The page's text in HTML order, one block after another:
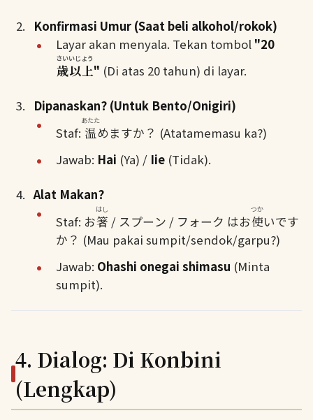
Konfirmasi Umur (Saat beli alkohol/rokok)
Layar akan menyala. Tekan tombol "20
歳以上
さいいじょう
" (Di atas 20 tahun) di layar.
Dipanaskan? (Untuk Bento/Onigiri)
Staf: 温
あたた
めますか？ (Atatamemasu ka?)
Jawab: Hai (Ya) / Iie (Tidak).
Alat Makan?
Staf: お箸
はし
/ スプーン / フォーク はお使
つか
いです
か？ (Mau pakai sumpit/sendok/garpu?)
Jawab: Ohashi onegai shimasu (Minta
sumpit).
4. Dialog: Di Konbini
(Lengkap)